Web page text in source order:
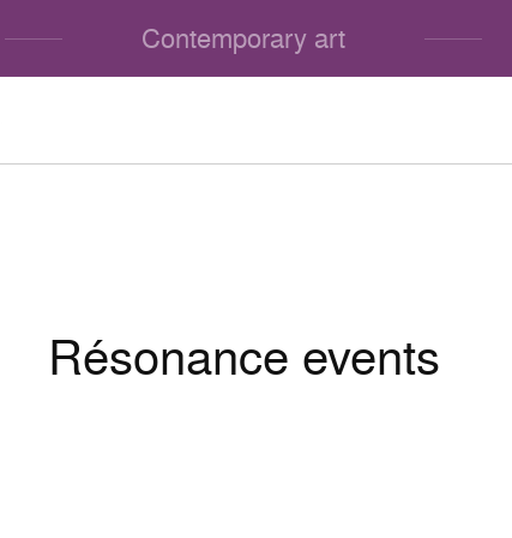
Contemporary art
Résonance events